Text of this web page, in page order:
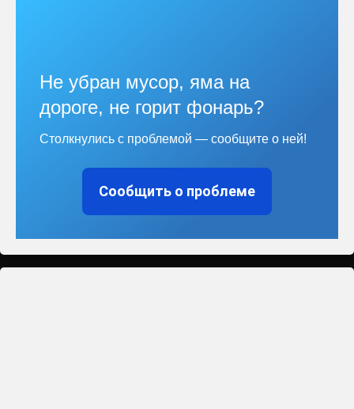
Не убран мусор, яма на
дороге, не горит фонарь?
Столкнулись с проблемой — сообщите о ней!
Сообщить о проблеме